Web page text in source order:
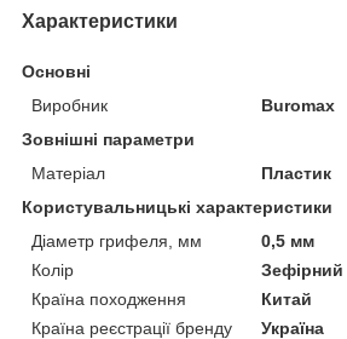
Характеристики
Основні
Виробник
Buromax
Зовнішні параметри
Матеріал
Пластик
Користувальницькі характеристики
Діаметр грифеля, мм
0,5 мм
Колір
Зефірний
Країна походження
Китай
Країна реєстрації бренду
Україна